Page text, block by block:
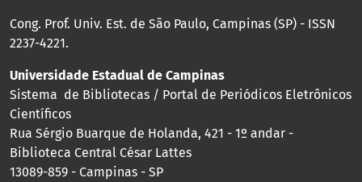
Cong. Prof. Univ. Est. de São Paulo, Campinas (SP) - ISSN
2237-4221.
Universidade Estadual de Campinas
Sistema de Bibliotecas / Portal de Periódicos Eletrônicos
Científicos
Rua Sérgio Buarque de Holanda, 421 - 1º andar -
Biblioteca Central César Lattes
13089-859 - Campinas - SP